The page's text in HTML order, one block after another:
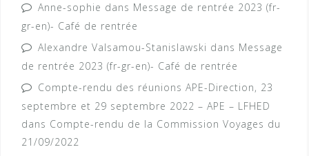
Anne-sophie dans Message de rentrée 2023 (fr-
gr-en)- Café de rentrée
Alexandre Valsamou-Stanislawski dans Message
de rentrée 2023 (fr-gr-en)- Café de rentrée
Compte-rendu des réunions APE-Direction, 23
septembre et 29 septembre 2022 – APE – LFHED
dans Compte-rendu de la Commission Voyages du
21/09/2022